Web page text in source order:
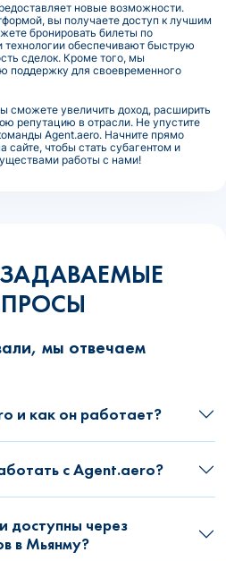
новые возможности.
вы получаете доступ к лучшим
бронировать билеты по
обеспечивают быструю
сделок. Кроме того, мы
поддержку для своевременного
сможете увеличить доход, расширить
репутацию в отрасли. Не упустите
Agent.aero. Начните прямо
сайте, чтобы стать субагентом и
работы с нами!
мы отвечаем
и как он работает?
с Agent.aero?
доступны через
в Мьянму?